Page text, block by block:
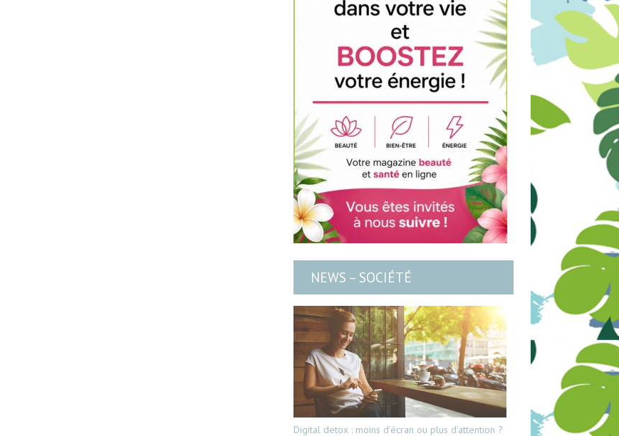
NEWS – SOCIÉTÉ
Digital detox : moins d’écran ou plus d’attention ?